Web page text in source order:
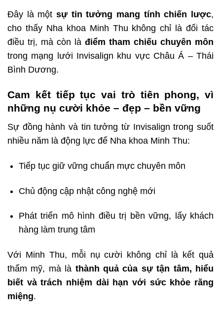
Đây là một sự tin tưởng mang tính chiến lược,
cho thấy Nha khoa Minh Thu không chỉ là đối tác
điều trị, mà còn là điểm tham chiếu chuyên môn
trong mạng lưới Invisalign khu vực Châu Á – Thái
Bình Dương.
Cam kết tiếp tục vai trò tiên phong, vì
những nụ cười khỏe – đẹp – bền vững
Sự đồng hành và tin tưởng từ Invisalign trong suốt
nhiều năm là động lực để Nha khoa Minh Thu:
Tiếp tục giữ vững chuẩn mực chuyên môn
Chủ động cập nhật công nghệ mới
Phát triển mô hình điều trị bền vững, lấy khách
hàng làm trung tâm
Với Minh Thu, mỗi nụ cười không chỉ là kết quả
thẩm mỹ, mà là thành quả của sự tận tâm, hiểu
biết và trách nhiệm dài hạn với sức khỏe răng
miệng.